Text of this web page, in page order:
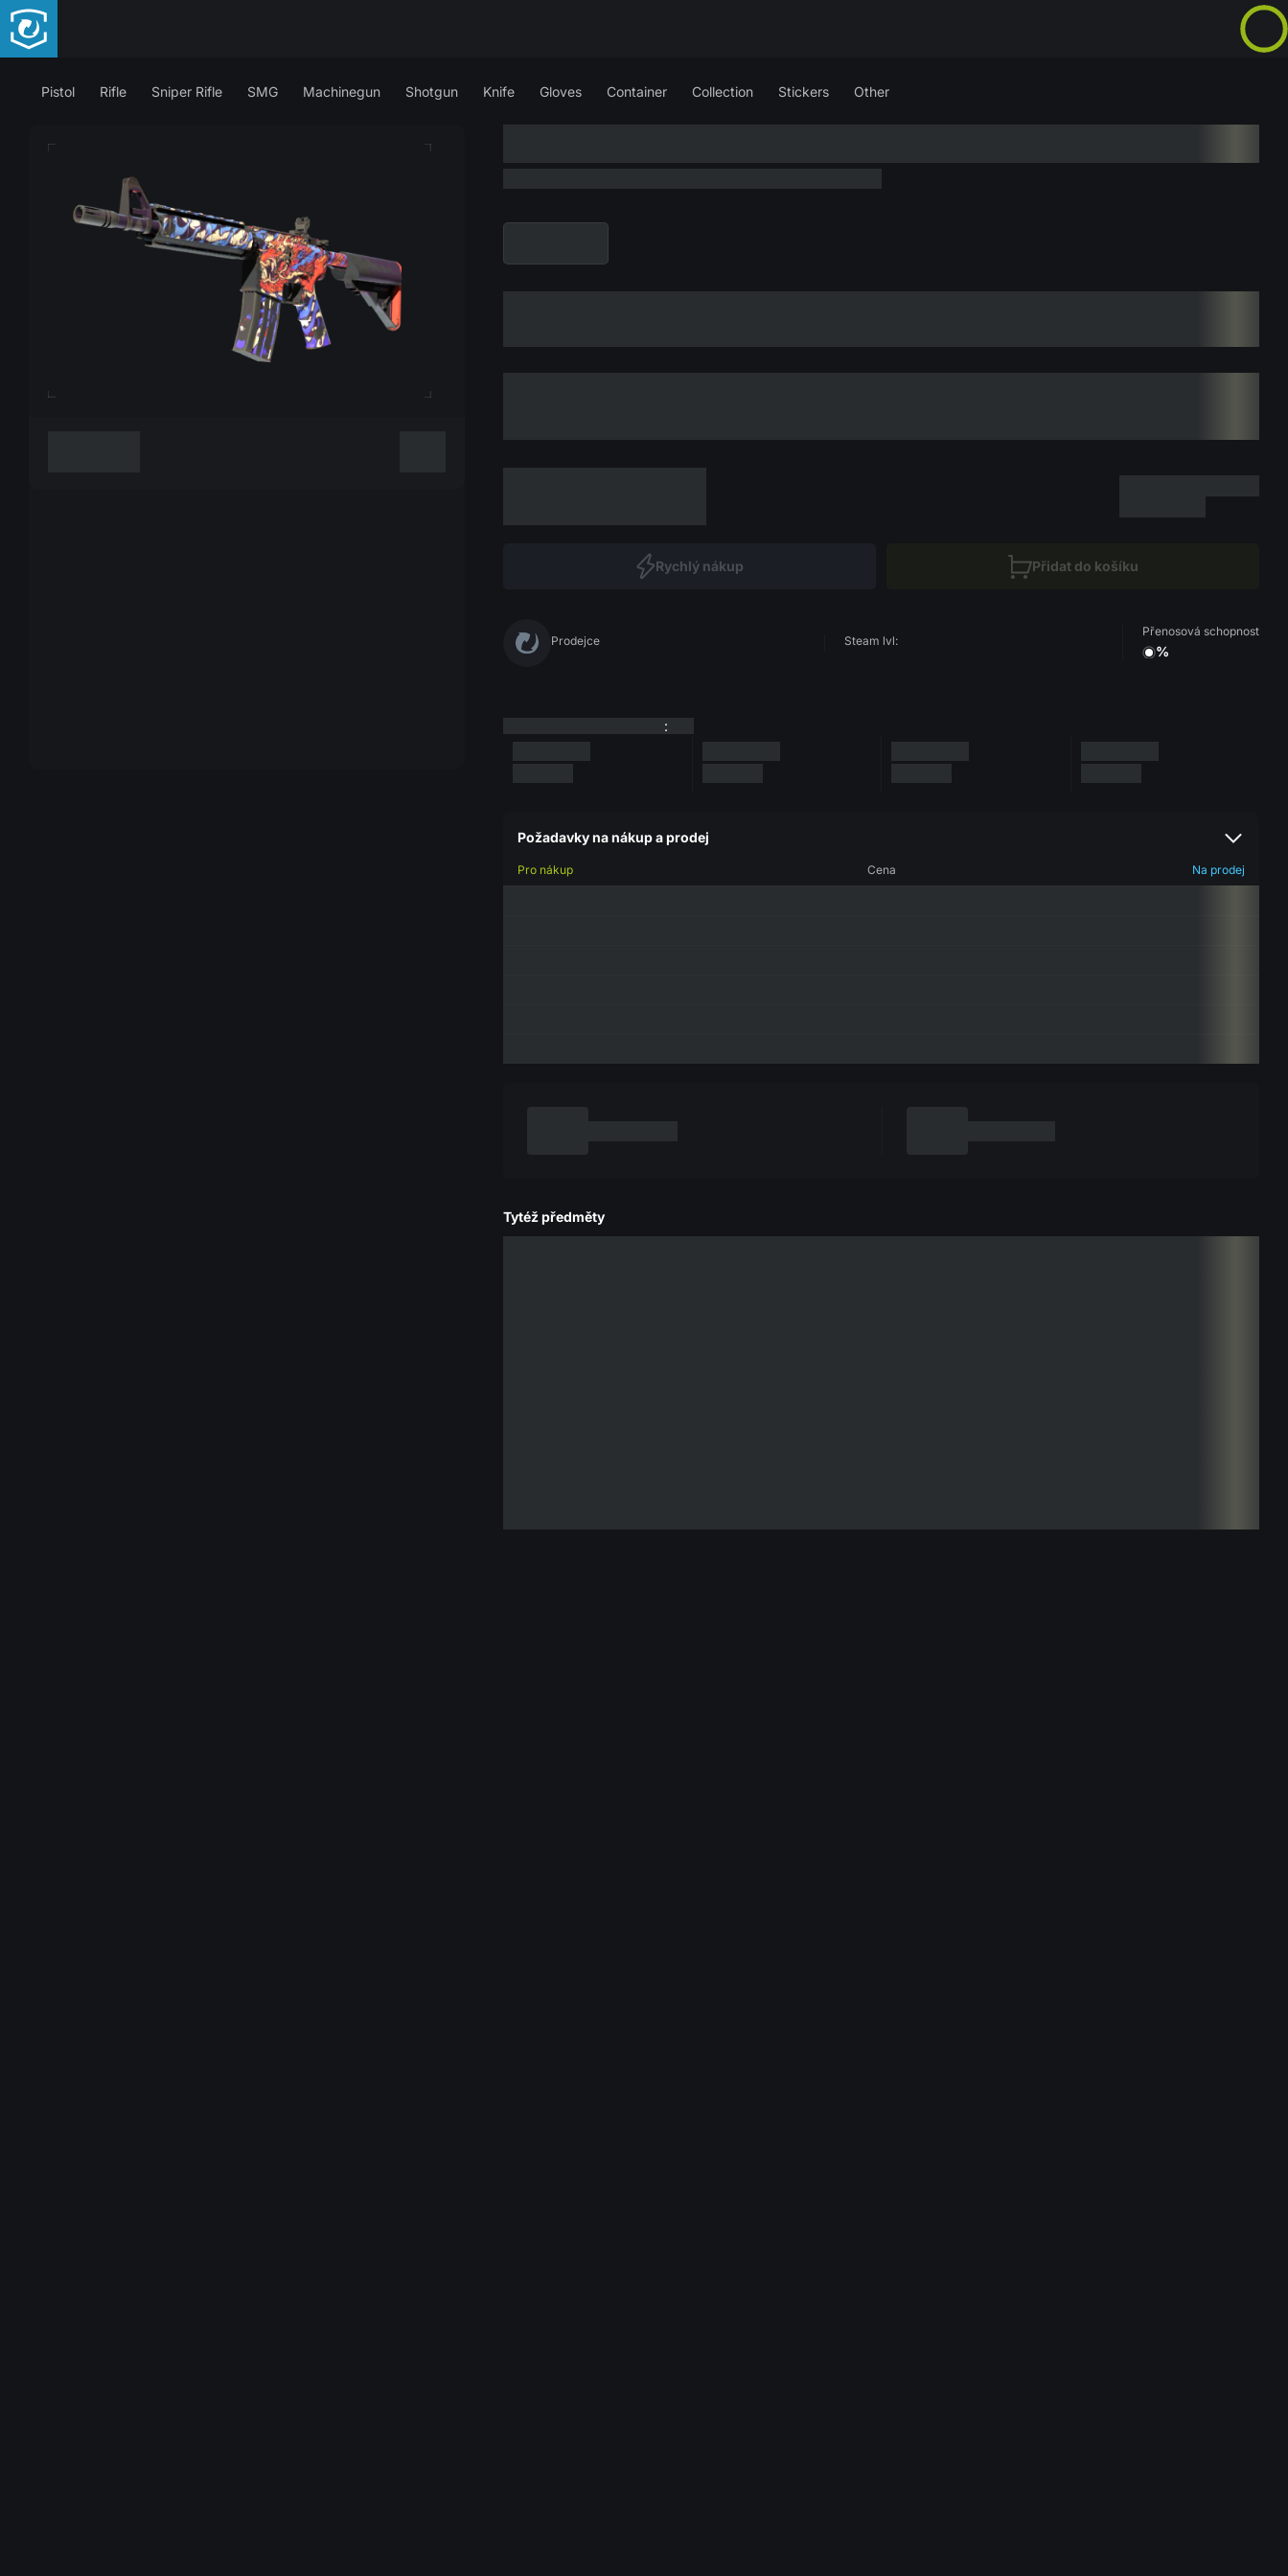
Pistol Rifle Sniper Rifle SMG Machinegun Shotgun Knife Gloves Container Collection Stickers Other
Rychlý nákup Přidat do košíku
Prodejce Steam lvl:
Přenosová schopnost
%
:
Požadavky na nákup a prodej
Pro nákup Cena Na prodej
Tytéž předměty